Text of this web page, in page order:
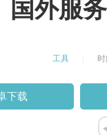
国外服
工具
下载